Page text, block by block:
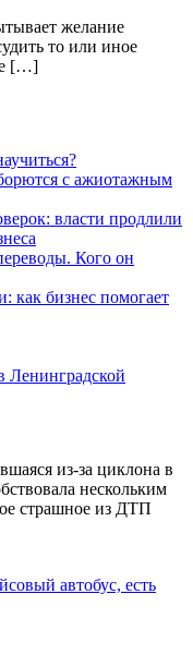
желание
то или иное
[…]
с ажиотажным
власти продлили
Кого он
как бизнес помогает
Ленинградской
из-за циклона в
нескольким
страшное из ДТП
автобус, есть